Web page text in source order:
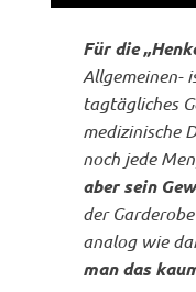
Für die
Allgemeinen-
tagtägliches
medizinische
noch jede
aber sein
der
analog wie
man das